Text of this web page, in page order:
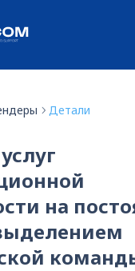
Детали
на